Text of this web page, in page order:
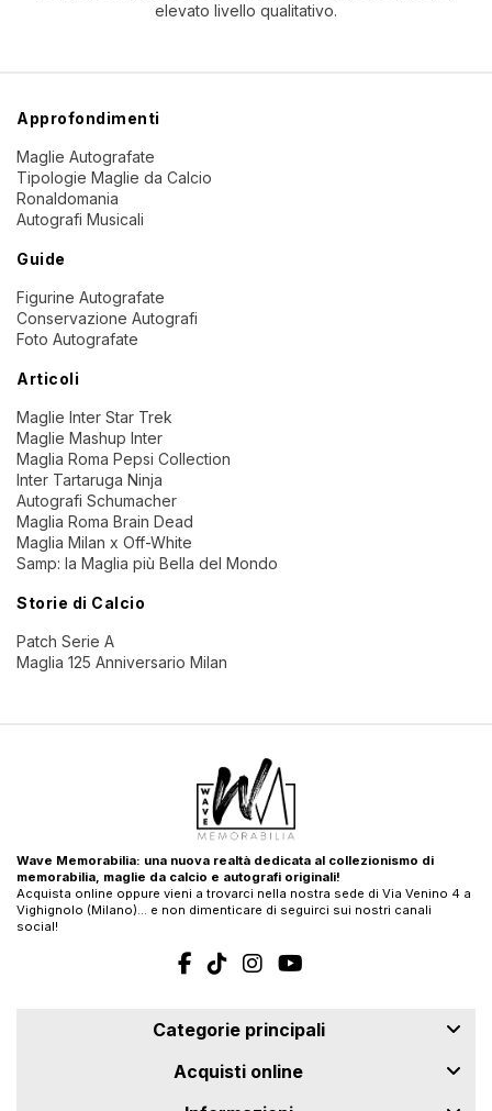
elevato livello qualitativo.
Approfondimenti
Maglie Autografate
Tipologie Maglie da Calcio
Ronaldomania
Autografi Musicali
Guide
Figurine Autografate
Conservazione Autografi
Foto Autografate
Articoli
Maglie Inter Star Trek
Maglie Mashup Inter
Maglia Roma Pepsi Collection
Inter Tartaruga Ninja
Autografi Schumacher
Maglia Roma Brain Dead
Maglia Milan x Off-White
Samp: la Maglia più Bella del Mondo
Storie di Calcio
Patch Serie A
Maglia 125 Anniversario Milan
Wave Memorabilia: una nuova realtà dedicata al collezionismo di
memorabilia, maglie da calcio e autografi originali!
Acquista online oppure vieni a trovarci nella nostra sede di Via Venino 4 a
Vighignolo (Milano)… e non dimenticare di seguirci sui nostri canali
social!
Categorie principali
Acquisti online